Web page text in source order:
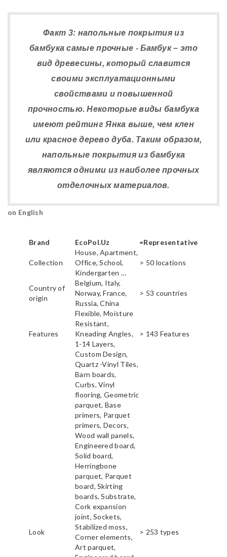
Факт 3: напольные покрытия из
бамбука самые прочные - Бамбук – это
вид древесины, который славится
своими эксплуатационными
свойствами и повышенной
прочностью. Некоторые виды бамбука
имеют рейтинг Янка выше, чем клен
или красное дерево дуба. Таким образом,
напольные покрытия из бамбука
являются одними из наиболее прочных
отделочных материалов.
on English
Brand EcoPol.Uz =Representative
Collection
House, Apartment,
Office, School,
Kindergarten ...
> 50 locations
Country of
origin
Belgium, Italy,
Norway, France,
Russia, China
> 53 countries
Features
Flexible, Moisture
Resistant,
Kneading Angles,
1-14 Layers,
Custom Design,
> 143 Features
Look
Quartz -Vinyl Tiles,
Barn boards,
Curbs, Vinyl
flooring, Geometric
parquet, Base
primers, Parquet
primers, Decors,
Wood wall panels,
Engineered board,
Solid board,
Herringbone
parquet, Parquet
board, Skirting
boards, Substrate,
Cork expansion
joint, Sockets,
Stabilized moss,
Corner elements,
Art parquet,
> 253 types